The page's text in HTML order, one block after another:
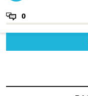
0